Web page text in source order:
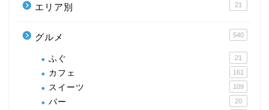
エリア別 21
グルメ 540
ふぐ 21
カフェ 161
スイーツ 109
バー 20